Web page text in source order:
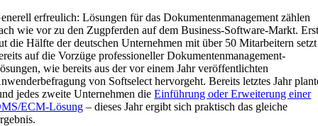
erfreulich: Lösungen für das Dokumentenmanagement zählen
wie vor zu den Zugpferden auf dem Business-Software-Markt.
die Hälfte der deutschen Unternehmen mit über 50 Mitarbeitern setzt
auf die Vorzüge professioneller Dokumentenmanagement-
wie bereits aus der vor einem Jahr veröffentlichten
von Softselect hervorgeht. Bereits letztes Jahr
jedes zweite Unternehmen dieEinführung oder Erweiterung einer
ECM-Lösung – dieses Jahr ergibt sich praktisch das gleiche